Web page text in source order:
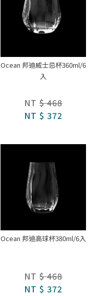
Ocean 邦迪威士忌杯360ml/6
入
NT $ 468
NT $ 372
Ocean 邦迪高球杯380ml/6入
NT $ 468
NT $ 372